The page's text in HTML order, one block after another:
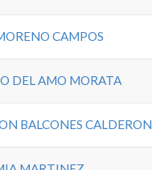
CAMPOS
DEL AMO MORATA
BALCONES CALDERON